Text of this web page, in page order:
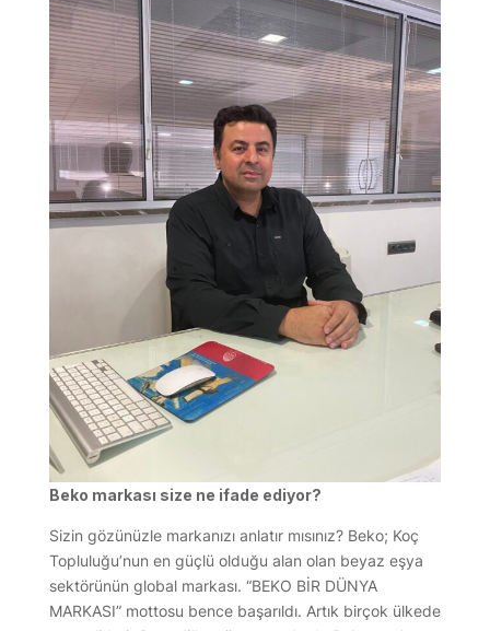
Beko markası size ne ifade ediyor?
Sizin gözünüzle markanızı anlatır mısınız? Beko; Koç
Topluluğu’nun en güçlü olduğu alan olan beyaz eşya
sektörünün global markası. “BEKO BİR DÜNYA
MARKASI” mottosu bence başarıldı. Artık birçok ülkede